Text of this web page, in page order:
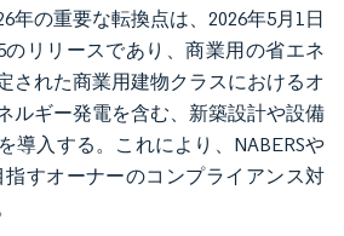
年の重要な転換点は、2026年5月1日
のリリースであり、商業用の省エネ
された商業用建物クラスにおけるオ
ルギー発電を含む、新築設計や設備
導入する。これにより、NABERSや
指すオーナーのコンプライアンス対